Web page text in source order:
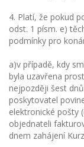
4. Platí, že pokud
odst. 1 písm. e)
podmínky pro
a)v případě, kdy
byla uzavřena
nejpozději šest
poskytovatel
elektronické pošty
objednateli
dnem zahájení